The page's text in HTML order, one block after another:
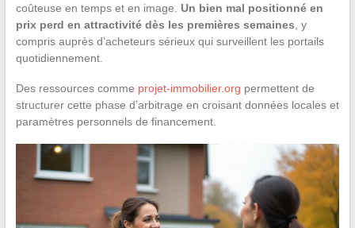
coûteuse en temps et en image. Un bien mal positionné en
prix perd en attractivité dès les premières semaines , y
compris auprès d’acheteurs sérieux qui surveillent les portails
quotidiennement.
Des ressources comme projet-immobilier.org permettent de
structurer cette phase d’arbitrage en croisant données locales et
paramètres personnels de financement.